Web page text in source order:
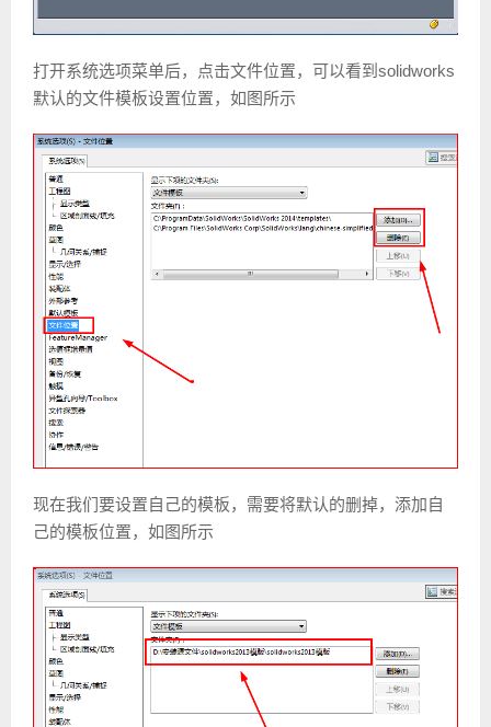
打开系统选项菜单后，点击文件位置，可以看到solidworks
默认的文件模板设置位置，如图所示
现在我们要设置自己的模板，需要将默认的删掉，添加自
己的模板位置，如图所示